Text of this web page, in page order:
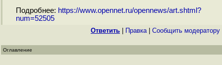
Подробнее: https://www.opennet.ru/opennews/art.shtml?
num=52505
Ответить Правка| Cообщить модератору
Оглавление